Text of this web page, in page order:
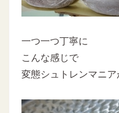
一つ一つ丁寧に
こんな感じで
変態シュトレンマニ